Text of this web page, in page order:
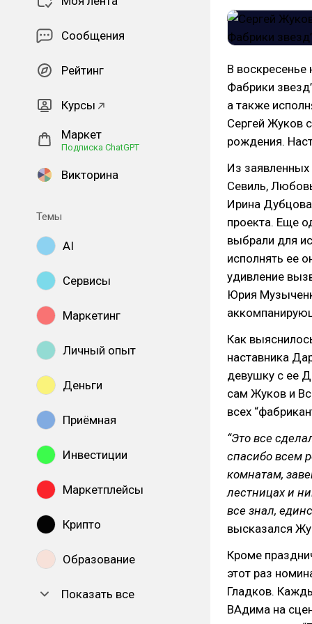
Сообщения
Рейтинг
Курсы
Маркет
Подписка ChatGPT
Викторина
Темы
AI
Сервисы
Маркетинг
Личный опыт
Деньги
Приёмная
Инвестиции
Маркетплейсы
Крипто
Образование
Показать все
В воскресенье
Фабрики
а также
Сергей Жуков
рождения.
Из заявленных
Севиль,
Ирина
проекта. Еще
выбрали для
исполнять ее
удивление
Юрия
Как
наставника
девушку с ее
сам Жуков и
всех
“Это все
спасибо всем
комнатам,
лестницах и
все знал,
высказался
Кроме
этот раз
Гладков.
ВАдима на